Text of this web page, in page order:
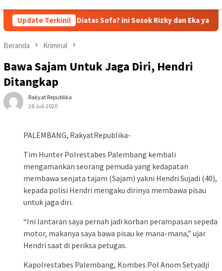
Update Terkini!
Diatas Sofa? ini Sosok Rizky dan Eka yang Viral
Beranda Kriminal
Bawa Sajam Untuk Jaga Diri, Hendri
Ditangkap
Rakyat Republika
28 Juli 2020
PALEMBANG, RakyatRepublika-
Tim Hunter Polrestabes Palembang kembali
mengamankan seorang pemuda yang kedapatan
membawa senjata tajam (Sajam) yakni Hendri Sujadi (40),
kepada polisi Hendri mengaku dirinya membawa pisau
untuk jaga diri.
“Ini lantaran saya pernah jadi korban perampasan sepeda
motor, makanya saya bawa pisau ke mana-mana,” ujar
Hendri saat di periksa petugas.
Kapolrestabes Palembang, Kombes Pol Anom Setyadji